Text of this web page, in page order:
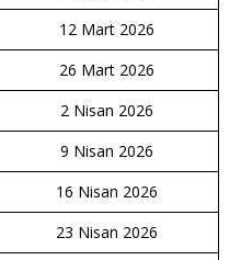
12 Mart 2026
26 Mart 2026
2 Nisan 2026
9 Nisan 2026
16 Nisan 2026
23 Nisan 2026